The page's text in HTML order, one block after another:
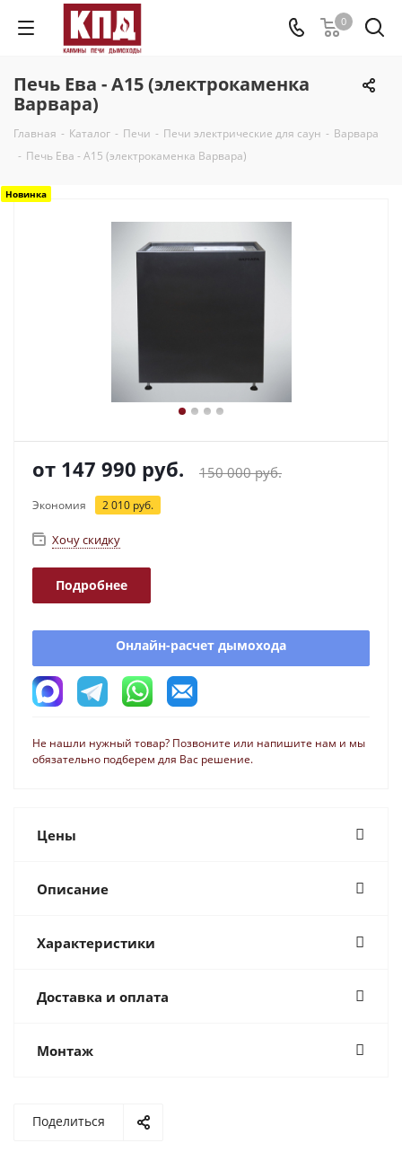
0
Печь Ева - А15 (электрокаменка
Варвара)
Главная - Каталог - Печи - Печи электрические для саун - Варвара
- Печь Ева - А15 (электрокаменка Варвара)
Новинка
от 147 990 руб. 150 000 руб.
Экономия 2 010 руб.
Хочу скидку
Подробнее
Онлайн-расчет дымохода
Не нашли нужный товар? Позвоните или напишите нам и мы
обязательно подберем для Вас решение.
Цены
Описание
Характеристики
Доставка и оплата
Монтаж
Поделиться